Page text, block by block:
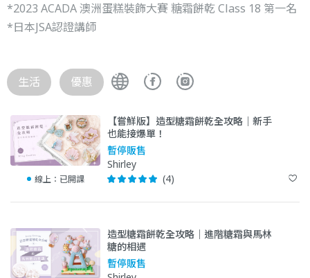
*2023 ACADA 澳洲蛋糕裝飾大賽 糖霜餅乾 Class 18 第一名
*日本JSA認證講師
生活 優惠
線上： 已開課
【嘗鮮版】造型糖霜餅乾全攻略｜新手
也能接爆單！
暫停販售
Shirley
(4)
造型糖霜餅乾全攻略｜進階糖霜與馬林
糖的相遇
暫停販售